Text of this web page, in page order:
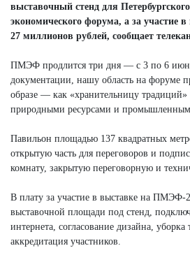
выставочный стенд для
экономического форума, а за участие
27 миллионов рублей, сообщает
ПМЭФ продлится три дня — с 3 по 6
документации, нашу область на форуме
образе — как «хранительницу традиций»
природными ресурсами и
Павильон площадью 137 квадратных
открытую часть для переговоров и
комнату, закрытую переговорную и
В плату за участие в выставке на ПМЭФ-
выставочной площади под стенд,
интернета, согласование дизайна, уборка
аккредитация участников.